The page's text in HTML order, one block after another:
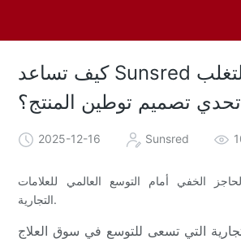
كيف تساعد Sunsred العملاء في التغلب
تصميم توطين المنتج؟
2025-12-16 Sunsred
الخفي أمام التوسع العالمي للعلامات
التجارية.
التي تسعى للتوسع في سوق العلاج